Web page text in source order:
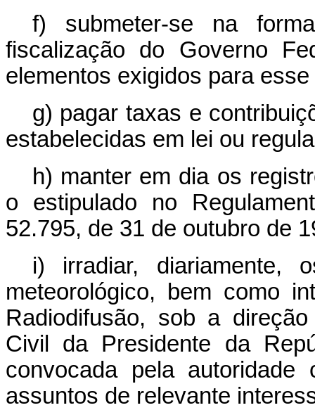
f) submeter-se na
fiscalização do Governo
elementos exigidos para esse
g) pagar taxas e
estabelecidas em lei ou
h) manter em dia os
o estipulado no
52.795, de 31 de outubro de
i) irradiar, diariamente,
meteorológico, bem como
Radiodifusão, sob a
Civil da Presidente da
convocada pela
assuntos de relevante